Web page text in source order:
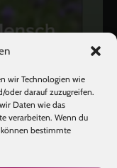
wir Technologien wie
oder darauf zuzugreifen.
Daten wie das
verarbeiten. Wenn du
bestimmte
folgen